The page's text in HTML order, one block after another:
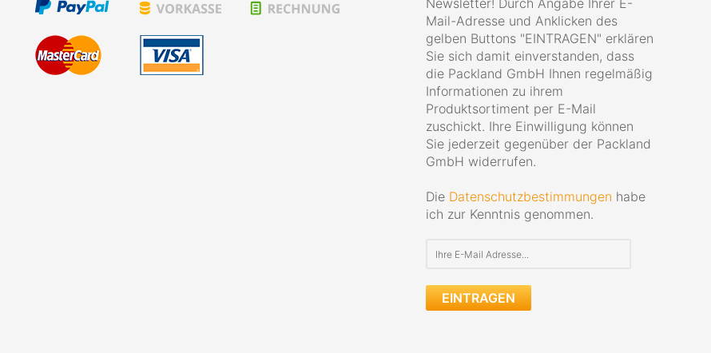
Newsletter! Durch Angabe Ihrer E-
Mail-Adresse und Anklicken des
gelben Buttons "EINTRAGEN" erklären
Sie sich damit einverstanden, dass
die Packland GmbH Ihnen regelmäßig
Informationen zu ihrem
Produktsortiment per E-Mail
zuschickt. Ihre Einwilligung können
Sie jederzeit gegenüber der Packland
GmbH widerrufen.
Die Datenschutzbestimmungen habe
ich zur Kenntnis genommen.
EINTRAGEN